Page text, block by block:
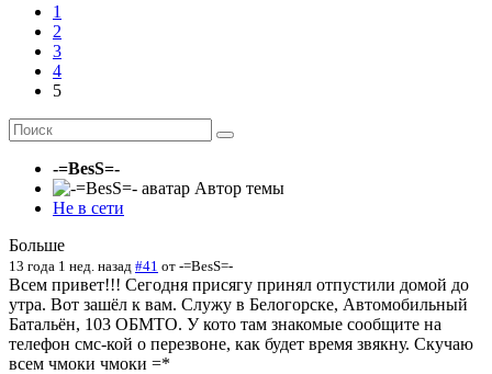
1
2
3
4
5
-=BesS=-
Автор темы
Не в сети
Больше
13 года 1 нед. назад #41 от -=BesS=-
Всем привет!!! Сегодня присягу принял отпустили домой до
утра. Вот зашёл к вам. Служу в Белогорске, Автомобильный
Батальён, 103 ОБМТО. У кото там знакомые сообщите на
телефон смс-кой о перезвоне, как будет время звякну. Скучаю
всем чмоки чмоки =*